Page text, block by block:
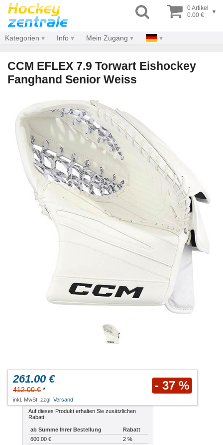
0 Artikel
0.00 €
▾
Kategorien Info Mein Zugang
CCM EFLEX 7.9 Torwart Eishockey
Fanghand Senior Weiss
261.00 €
412.00 € * - 37 %
inkl. MwSt. zzgl. Versand
Auf dieses Produkt erhalten Sie zusätzlichen
Rabatt:
ab Summe Ihrer Bestellung
Rabatt
600.00 €
2 %